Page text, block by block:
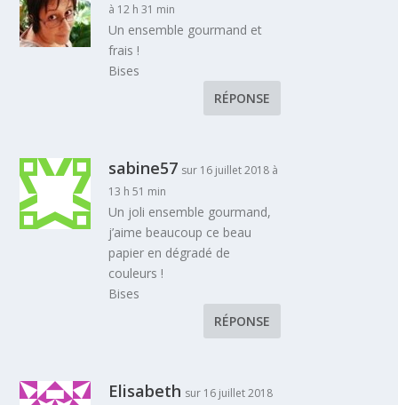
à 12 h 31 min
Un ensemble gourmand et
frais !
Bises
RÉPONSE
sabine57 sur 16 juillet 2018 à
13 h 51 min
Un joli ensemble gourmand,
j’aime beaucoup ce beau
papier en dégradé de
couleurs !
Bises
RÉPONSE
Elisabeth sur 16 juillet 2018